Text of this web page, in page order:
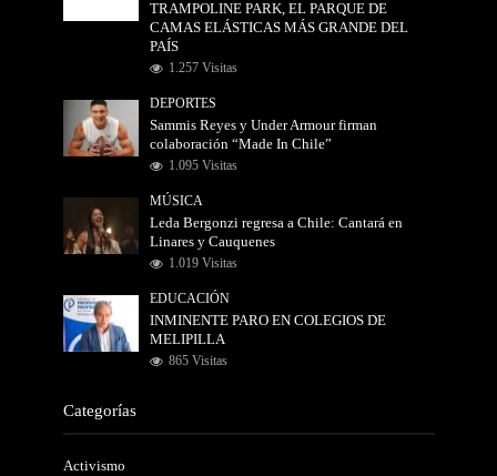
TRAMPOLINE PARK, EL PARQUE DE
CAMAS ELÁSTICAS MÁS GRANDE DEL
PAÍS
1.257 Visitas
DEPORTES
Sammis Reyes y Under Armour firman
colaboración “Made In Chile”
1.095 Visitas
MÚSICA
Leda Bergonzi regresa a Chile: Cantará en
Linares y Cauquenes
1.019 Visitas
EDUCACIÓN
INMINENTE PARO EN COLEGIOS DE
MELIPILLA
865 Visitas
Categorías
Activismo